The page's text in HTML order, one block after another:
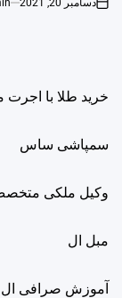
دسامبر 20, 2021
خرید طلا با
سمپاشی ساس
وکیل ملکی
مبل ال
آموزش صرافی ال